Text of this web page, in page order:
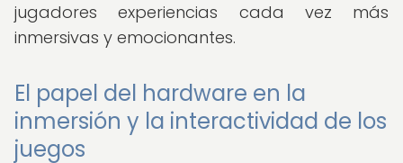
jugadores experiencias cada vez más
inmersivas y emocionantes.
El papel del hardware en la
inmersión y la interactividad de los
juegos